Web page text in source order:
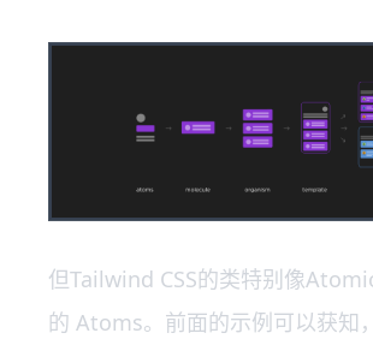
但Tailwind CSS的类特别像
的 Atoms。前面的示例可以获知